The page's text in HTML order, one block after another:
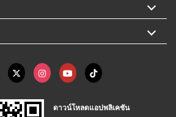
ดาวน์โหลดแอปพลิเคชัน